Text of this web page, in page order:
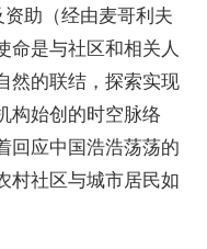
助（经由麦哥利夫
命是与社区和相关人
然的联结，探索实现
构始创的时空脉络
回应中国浩浩荡荡的
村社区与城市居民如